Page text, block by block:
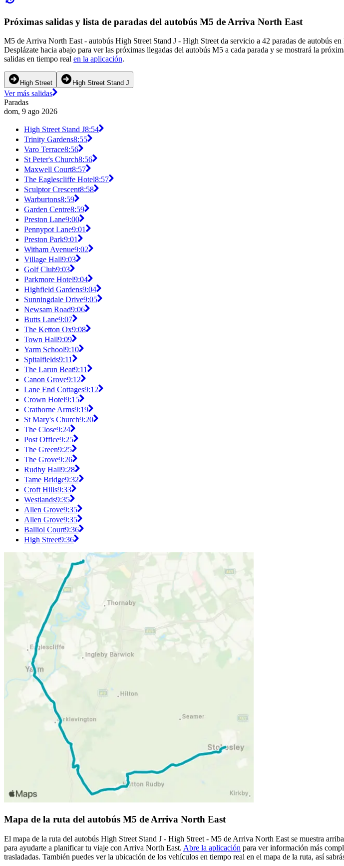
Próximas salidas y lista de paradas del autobús M5 de Arriva North East
M5 de Arriva North East - autobús High Street Stand J - High Street da servicio a 42 paradas de autobús
Desplázate hacia abajo para ver las próximas llegadas del autobús M5 a cada parada y se mostrará la
salidas en tiempo real en la aplicación.
High Street High Street Stand J
Ver más salidas
Paradas
dom, 9 ago 2026
High Street Stand J8:54
Trinity Gardens8:55
Varo Terrace8:56
St Peter's Church8:56
Maxwell Court8:57
The Eaglescliffe Hotel8:57
Sculptor Crescent8:58
Warburtons8:59
Garden Centre8:59
Preston Lane9:00
Pennypot Lane9:01
Preston Park9:01
Witham Avenue9:02
Village Hall9:03
Golf Club9:03
Parkmore Hotel9:04
Highfield Gardens9:04
Sunningdale Drive9:05
Newsam Road9:06
Butts Lane9:07
The Ketton Ox9:08
Town Hall9:09
Yarm School9:10
Spitalfields9:11
The Larun Beat9:11
Canon Grove9:12
Lane End Cottages9:12
Crown Hotel9:15
Crathorne Arms9:19
St Mary's Church9:20
The Close9:24
Post Office9:25
The Green9:25
The Grove9:26
Rudby Hall9:28
Tame Bridge9:32
Croft Hills9:33
Westlands9:35
Allen Grove9:35
Allen Grove9:35
Balliol Court9:36
High Street9:36
Mapa de la ruta del autobús M5 de Arriva North East
El mapa de la ruta del autobús High Street Stand J - High Street - M5 de Arriva North East se muestra
para ayudarte a planificar tu viaje con Arriva North East. Abre la aplicación para ver información más
trasladadas. También puedes ver la ubicación de los vehículos en tiempo real en el mapa de la ruta, así